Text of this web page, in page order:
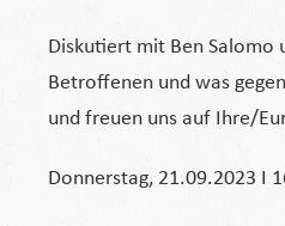
Diskutiert mit Ben Salomo
Betroffenen und was
und freuen uns auf Ihre/
Donnerstag, 21.09.2023 I